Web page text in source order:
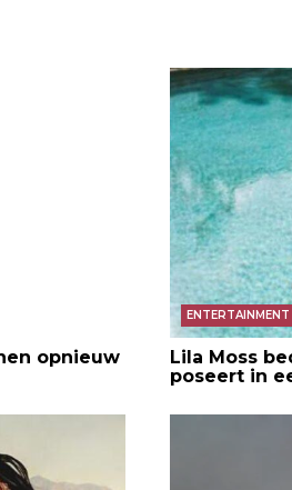
opnieuw
ENTERTAINMENT
Lila Moss
poseert in